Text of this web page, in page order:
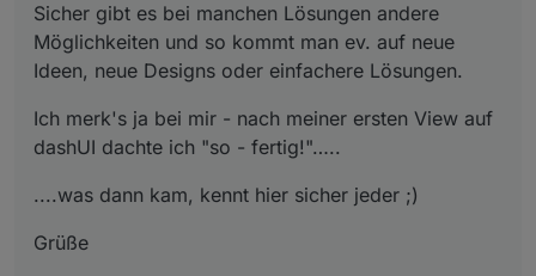
Sicher gibt es bei manchen Lösungen andere
Möglichkeiten und so kommt man ev. auf neue
Ideen, neue Designs oder einfachere Lösungen.
Ich merk's ja bei mir - nach meiner ersten View auf
dashUI dachte ich "so - fertig!"…..
....was dann kam, kennt hier sicher jeder ;)
Grüße